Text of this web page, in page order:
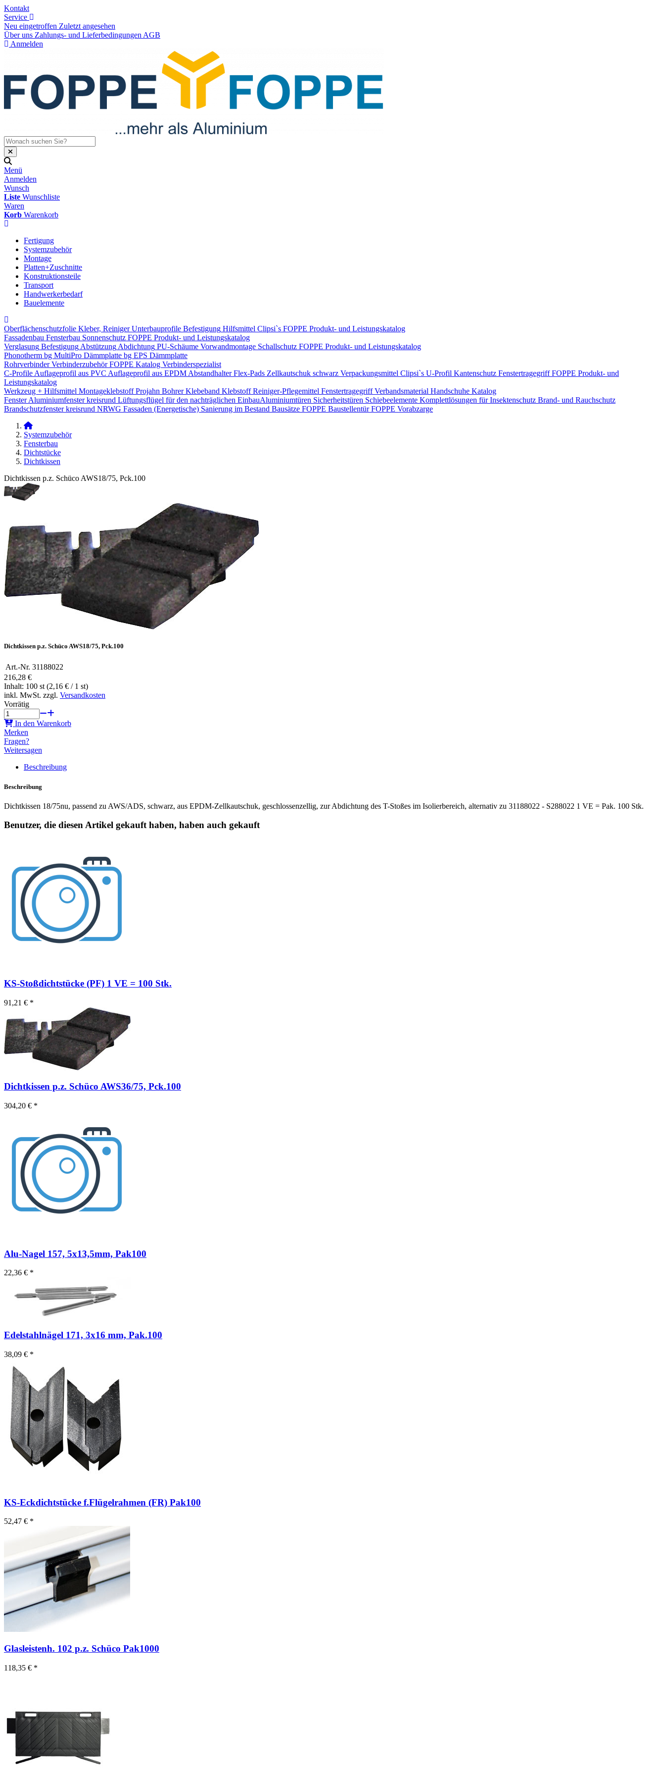
Kontakt
Service
Neu eingetroffen Zuletzt angesehen
Über uns Zahlungs- und Lieferbedingungen AGB
Anmelden
Menü
Anmelden
Wunsch
Liste Wunschliste
Waren
Korb Warenkorb
Fertigung
Systemzubehör
Montage
Platten+Zuschnitte
Konstruktionsteile
Transport
Handwerkerbedarf
Bauelemente
Oberflächenschutzfolie Kleber, Reiniger Unterbauprofile Befestigung Hilfsmittel Clipsi`s FOPPE Produkt- und Leistungskatalog
Fassadenbau Fensterbau Sonnenschutz FOPPE Produkt- und Leistungskatalog
Verglasung Befestigung Abstützung Abdichtung PU-Schäume Vorwandmontage Schallschutz FOPPE Produkt- und Leistungskatalog
Phonotherm bg MultiPro Dämmplatte bg EPS Dämmplatte
Rohrverbinder Verbinderzubehör FOPPE Katalog Verbinderspezialist
C-Profile Auflageprofil aus PVC Auflageprofil aus EPDM Abstandhalter Flex-Pads Zellkautschuk schwarz Verpackungsmittel Clipsi`s U-Profil Kantenschutz Fenstertragegriff FOPPE Produkt- und
Leistungskatalog
Werkzeug + Hilfsmittel Montageklebstoff Projahn Bohrer Klebeband Klebstoff Reiniger-Pflegemittel Fenstertragegriff Verbandsmaterial Handschuhe Katalog
Fenster Aluminiumfenster kreisrund Lüftungsflügel für den nachträglichen Einbau​Aluminiumtüren Sicherheitstüren Schiebeelemente Komplettlösungen für Insektenschutz Brand- und Rauchschutz​
Brandschutzfenster kreisrund NRWG Fassaden (Energetische) Sanierung im Bestand Bausätze FOPPE Baustellentür FOPPE Vorabzarge
Systemzubehör
Fensterbau
Dichtstücke
Dichtkissen
Dichtkissen p.z. Schüco AWS18/75, Pck.100
Dichtkissen p.z. Schüco AWS18/75, Pck.100
Art.-Nr. 31188022
216,28 €
Inhalt: 100 st (2,16 € / 1 st)
inkl. MwSt. zzgl. Versandkosten
Vorrätig
In den Warenkorb
Merken
Fragen?
Weitersagen
Beschreibung
Beschreibung
Dichtkissen 18/75nu, passend zu AWS/ADS, schwarz, aus EPDM-Zellkautschuk, geschlossenzellig, zur Abdichtung des T-Stoßes im Isolierbereich, alternativ zu 31188022 - S288022 1 VE = Pak. 100 Stk.
Benutzer, die diesen Artikel gekauft haben, haben auch gekauft
KS-Stoßdichtstücke (PF) 1 VE = 100 Stk.
91,21 € *
Dichtkissen p.z. Schüco AWS36/75, Pck.100
304,20 € *
Alu-Nagel 157, 5x13,5mm, Pak100
22,36 € *
Edelstahlnägel 171, 3x16 mm, Pak.100
38,09 € *
KS-Eckdichtstücke f.Flügelrahmen (FR) Pak100
52,47 € *
Glasleistenh. 102 p.z. Schüco Pak1000
118,35 € *